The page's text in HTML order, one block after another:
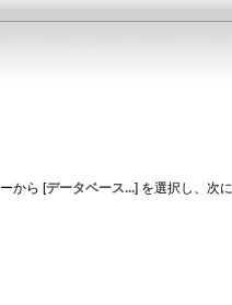
から [データベース...] を選択し、次